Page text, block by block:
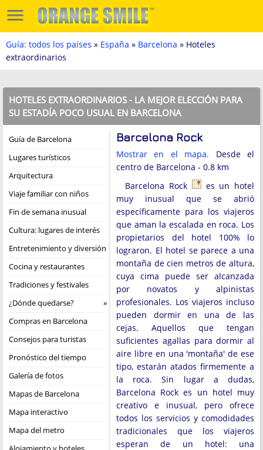
Guía: todos los países » España » Barcelona » Hoteles
extraordinarios
HOTELES EXTRAORDINARIOS - LA MEJOR ELECCIÓN PARA
SU ESTADÍA POCO USUAL EN BARCELONA
Guía de Barcelona
Lugares turísticos
Arquitectura
Viaje familiar con niños
Fin de semana inusual
Cultura: lugares de interés
Entretenimiento y diversión
Cocina y restaurantes
Tradiciones y festivales
¿Dónde quedarse?
Compras en Barcelona
Consejos para turistas
Pronóstico del tiempo
Galería de fotos
Mapas de Barcelona
Mapa interactivo
Mapa del metro
Barcelona Rock
Mostrar en el mapa. Desde el
centro de Barcelona - 0.8 km
Barcelona Rock
es un hotel
muy inusual que se abrió
específicamente para los viajeros
que aman la escalada en roca. Los
propietarios del hotel 100% lo
lograron. El hotel se parece a una
montaña de cien metros de altura,
cuya cima puede ser alcanzada
por novatos y alpinistas
profesionales. Los viajeros incluso
pueden dormir en una de las
cejas. Aquellos que tengan
suficientes agallas para dormir al
aire libre en una 'montaña' de ese
tipo, estarán atados firmemente a
la roca. Sin lugar a dudas,
Barcelona Rock es un hotel muy
creativo e inusual, pero ofrece
todos los servicios y comodidades
tradicionales que los viajeros
esperan de un hotel: una